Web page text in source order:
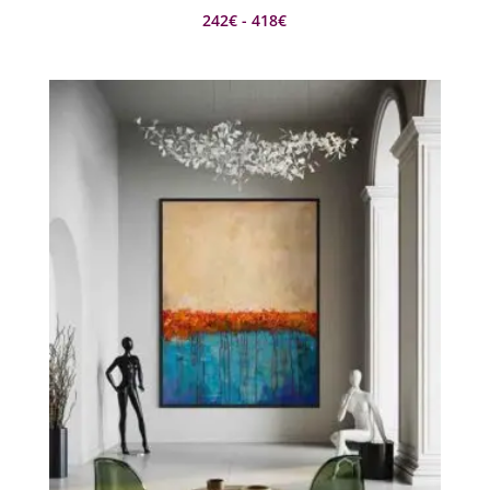
242€ - 418€Rango
precios:
desde
242€
hasta